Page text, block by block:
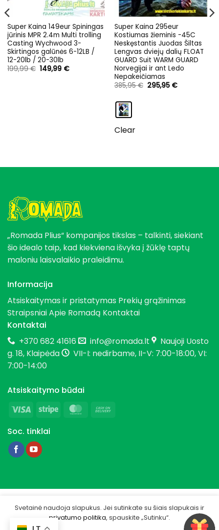
Super Kaina 149eur Spiningas
jūrinis MPR 2.4m Multi trolling
Casting Wychwood 3-
Skirtingos galūnės 6-12LB /
12-20lb / 20-30lb
199,99€ Original
price
149,99 €Current
Super Kaina 295eur
Kostiumas žieminis -45C
Neskęstantis Juodas Šiltas
Lengvas dviejų dalių FLOAT
GUARD Suit WARM GUARD
Norvegijai ir ant Ledo
Nepakeičiamas
385,95€ Original
price
295,95 €Current
Clear
„Romada Plius“ kompanijos tikslas – talkinti, siekiant
šio idealo taip, kad kiekviena išvyka į žūklę taptų
maloniu laisvalaikio praleidimu.
Informacija
Atsiskaitymas ir pristatymas Prekių grąžinimas
StraipsniaiApie Romadą Kontaktai
Kontaktai
+370 682 41616
info@romada.lt
Naujoji Uosto
g. 18, Klaipėda
VII-I: nedirbame, II-V: 7:00-18:00, VI:
7:00-14:00
Atsiskaitymo būdai
Visa
Stripe MasterCard
Soc. tinklai
Privatumo politika
Svetainė naudoja slapukus. Jei sutinkate su šiais slapukais ir
privatumo politika, spauskite „Sutinku“.